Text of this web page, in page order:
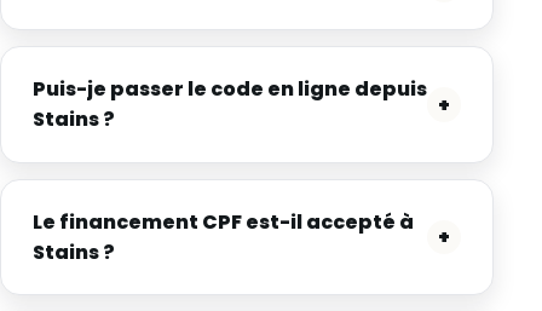
Puis-je passer le code en ligne depuis
Stains ?
+
Le financement CPF est-il accepté à
Stains ?
+